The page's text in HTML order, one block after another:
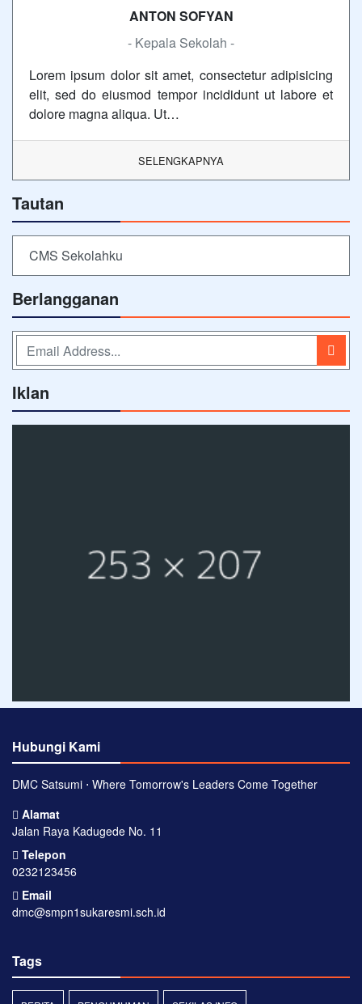
ANTON SOFYAN
- Kepala Sekolah -
Lorem ipsum dolor sit amet, consectetur adipisicing
elit, sed do eiusmod tempor incididunt ut labore et
dolore magna aliqua. Ut…
SELENGKAPNYA
Tautan
CMS Sekolahku
Berlangganan
Iklan
Hubungi Kami
DMC Satsumi ⋅ Where Tomorrow's Leaders Come Together
Alamat
Jalan Raya Kadugede No. 11
Telepon
0232123456
Email
dmc@smpn1sukaresmi.sch.id
Tags